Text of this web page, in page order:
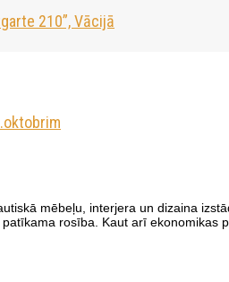
210”, Vācijā
mēbeļu, interjera un dizaina
rosība. Kaut arī ekonomikas